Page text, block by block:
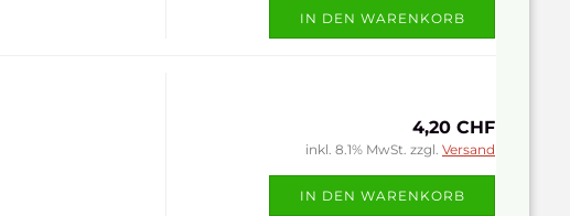
IN DEN WARENKORB
4,20 CHF
inkl. 8.1% MwSt. zzgl. Versand
IN DEN WARENKORB